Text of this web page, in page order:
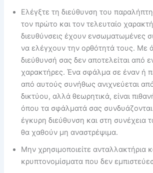
Ελέγξτε τη διεύθυνση του
τον πρώτο και τον τελευταίο
διευθύνσεις έχουν ενσωματωμένες
να ελέγχουν την ορθότητά τους. Με
διεύθυνσή σας δεν αποτελείται από
χαρακτήρες. Ένα σφάλμα σε έναν ή
από αυτούς συνήθως ανιχνεύεται
δικτύου, αλλά θεωρητικά, είναι
όπου τα σφάλματά σας
έγκυρη διεύθυνση και στη συνέχεια
θα χαθούν μη αναστρέψιμα.
Μην χρησιμοποιείτε ανταλλακτήρια
κρυπτονομίσματα που δεν